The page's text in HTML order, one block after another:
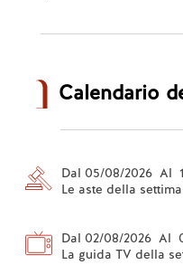
Calendario
Dal 05/08/2026 Al
Le aste della
Dal 02/08/2026 Al
La guida TV della